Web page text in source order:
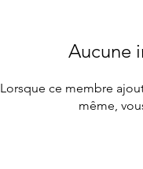
Aucune
Lorsque ce membre
même,